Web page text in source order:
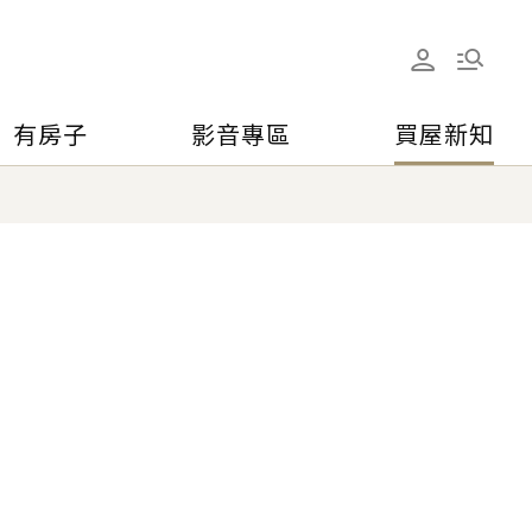
有房子 影音專區 買屋新知